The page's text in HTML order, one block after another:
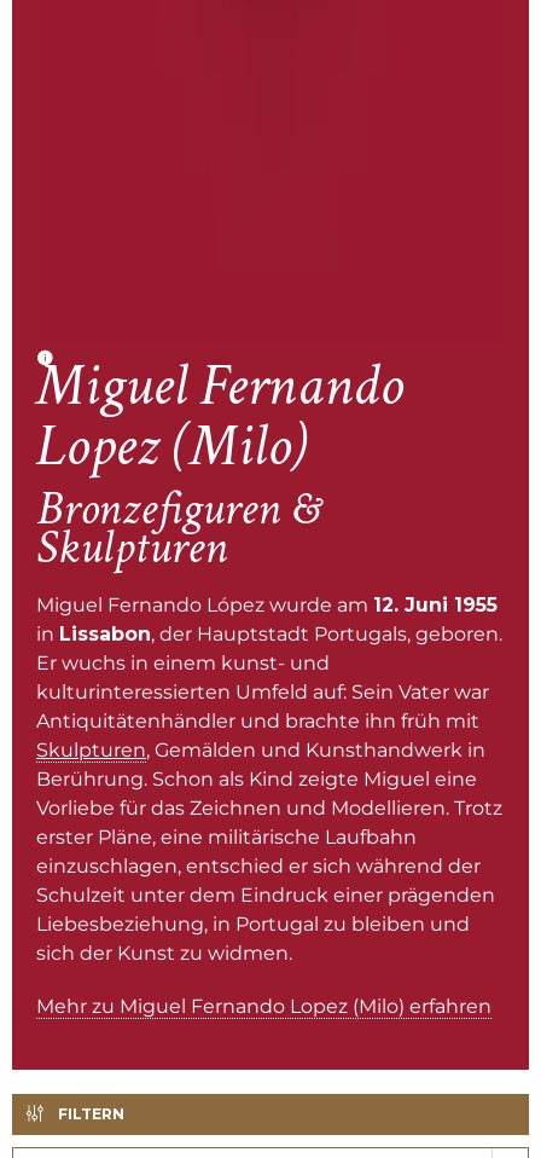
Miguel Fernando
Lopez (Milo)
Bronzefiguren &
Skulpturen
Miguel Fernando López wurde am 12. Juni 1955
in Lissabon, der Hauptstadt Portugals, geboren.
Er wuchs in einem kunst- und
kulturinteressierten Umfeld auf: Sein Vater war
Antiquitätenhändler und brachte ihn früh mit
Skulpturen, Gemälden und Kunsthandwerk in
Berührung. Schon als Kind zeigte Miguel eine
Vorliebe für das Zeichnen und Modellieren. Trotz
erster Pläne, eine militärische Laufbahn
einzuschlagen, entschied er sich während der
Schulzeit unter dem Eindruck einer prägenden
Liebesbeziehung, in Portugal zu bleiben und
sich der Kunst zu widmen.
Mehr zu Miguel Fernando Lopez (Milo) erfahren
FILTERN